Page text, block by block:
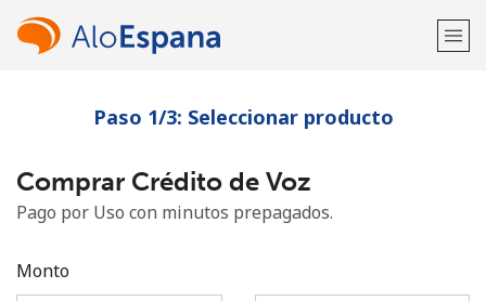
¡Bienvenido!
¿Ya tienes una cuenta?Inicia sesión →
Paso 1/3: Seleccionar producto
Comprar Crédito de Voz
Pago por Uso con minutos prepagados.
Monto